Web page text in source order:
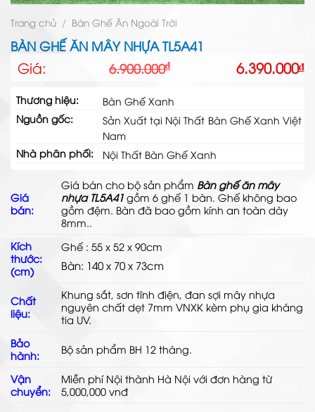
Trang chủ / Bàn Ghế Ăn Ngoài Trời
BÀN GHẾ ĂN MÂY NHỰA TL5A41
Giá: 6.900.000₫
Giá
gốc
là:
6.900.000₫.
6.390.000₫
Giá
hiện
tại
là:
6.390.000₫.
Thương hiệu:
Bàn Ghế Xanh
Nguồn gốc:
Sản Xuất tại Nội Thất Bàn Ghế Xanh Việt
Nam
Nhà phân phối:
Nội Thất Bàn Ghế Xanh
Giá
bán:
Giá bán cho bộ sản phẩm Bàn ghế ăn mây
nhựa TL5A41gồm 6 ghế 1 bàn. Ghế không bao
gồm đệm. Bàn đã bao gồm kính an toàn dày
8mm..
Kích
thước:
(cm)
Ghế : 55 x 52 x 90cm
Bàn: 140 x 70 x 73cm
Chất
liệu:
Khung sắt, sơn tĩnh điện, đansợi mây nhựa
nguyên chất dẹt 7mm VNXK kèm phụ gia kháng
tia UV.
Bảo
hành:
Bộ sản phẩm BH 12 tháng.
Vận
chuyển:
Miễn phí Nội thành Hà Nội với đơn hàng từ
5,000,000 vnđ